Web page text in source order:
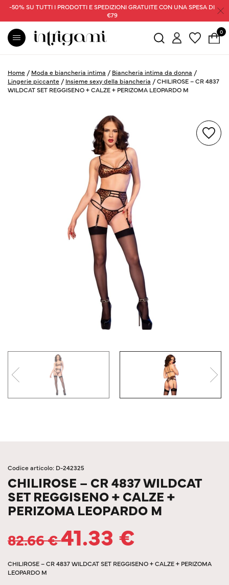
-50% SU TUTTI I PRODOTTI E SPEDIZIONI GRATUITE CON UNA SPESA DI
€79
0
Home / Moda e biancheria intima / Biancheria intima da donna /
Lingerie piccante / Insieme sexy della biancheria /CHILIROSE – CR 4837
WILDCAT SET REGGISENO + CALZE + PERIZOMA LEOPARDO M
Codice articolo: D-242325
CHILIROSE – CR 4837 WILDCAT
SET REGGISENO + CALZE +
PERIZOMA LEOPARDO M
82.66€41.33 €
CHILIROSE – CR 4837 WILDCAT SET REGGISENO + CALZE + PERIZOMA
LEOPARDO M